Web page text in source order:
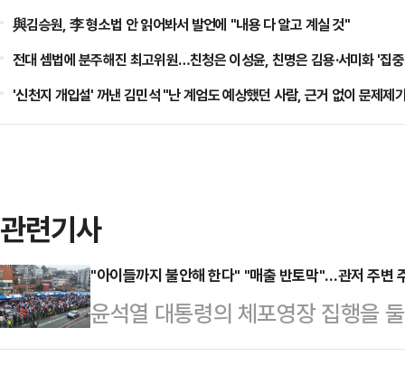
與김승원, 李 형소법 안 읽어봐서 발언에 "내용 다 알고 계실 것"
전대 셈법에 분주해진 최고위원…친청은 이성윤, 친명은 김용·서미화 '집
'신천지 개입설' 꺼낸 김민석 "난 계엄도 예상했던 사람, 근거 없이 문제제
관련기사
"아이들까지 불안해 한다" "매출 반토막"…관저 주변
윤석열 대통령의 체포영장 집행을
에서 펼쳐지고 있는 가운데 이 곳